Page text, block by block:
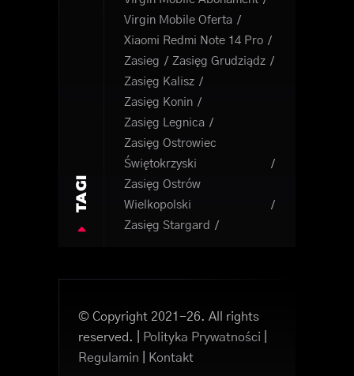
TAGI
Virgin Mobile Oferta
Xiaomi Redmi Note 14 Pro
Zasieg
Zasięg Grudziądz
Zasięg Kalisz
Zasięg Konin
Zasięg Legnica
Zasięg Ostrowiec
Świętokrzyski
Zasięg Ostrów
Wielkopolski
Zasięg Stargard
© Copyright 2021-26. All rights
reserved. |
Polityka Prywatności
Regulamin
Kontakt